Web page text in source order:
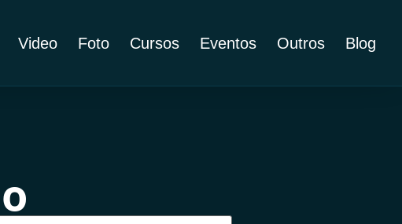
Video Foto Cursos Eventos Outros Blog